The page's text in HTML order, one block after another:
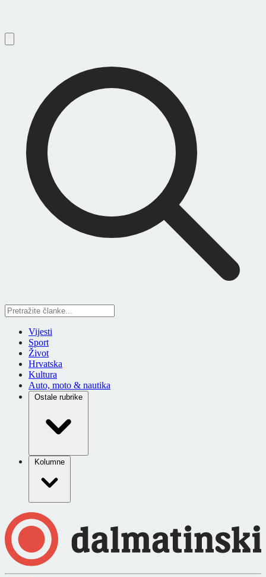
Vijesti
Sport
Život
Hrvatska
Kultura
Auto, moto & nautika
Ostale rubrike
Kolumne